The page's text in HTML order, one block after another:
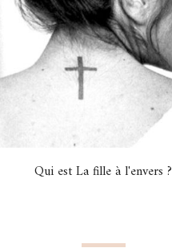
Qui est La fille à l'envers ?